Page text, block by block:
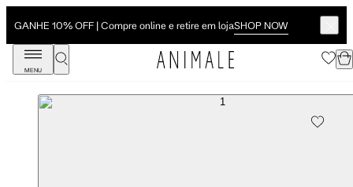
GANHE 10% OFF | Compre online e retire em lojaSHOP NOW
MENU